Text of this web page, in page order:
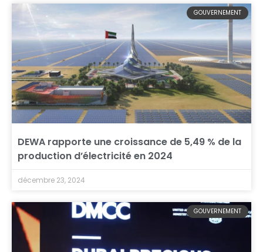
GOUVERNEMENT
DEWA rapporte une croissance de 5,49 % de la
production d’électricité en 2024
décembre 23, 2024
GOUVERNEMENT